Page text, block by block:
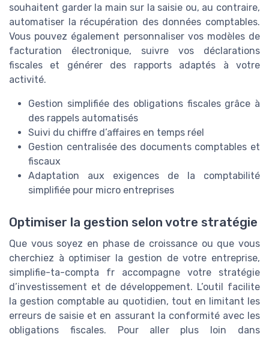
souhaitent garder la main sur la saisie ou, au contraire,
automatiser la récupération des données comptables.
Vous pouvez également personnaliser vos modèles de
facturation électronique, suivre vos déclarations
fiscales et générer des rapports adaptés à votre
activité.
Gestion simplifiée des obligations fiscales grâce à
des rappels automatisés
Suivi du chiffre d’affaires en temps réel
Gestion centralisée des documents comptables et
fiscaux
Adaptation aux exigences de la comptabilité
simplifiée pour micro entreprises
Optimiser la gestion selon votre stratégie
Que vous soyez en phase de croissance ou que vous
cherchiez à optimiser la gestion de votre entreprise,
simplifie-ta-compta fr accompagne votre stratégie
d’investissement et de développement. L’outil facilite
la gestion comptable au quotidien, tout en limitant les
erreurs de saisie et en assurant la conformité avec les
obligations fiscales. Pour aller plus loin dans